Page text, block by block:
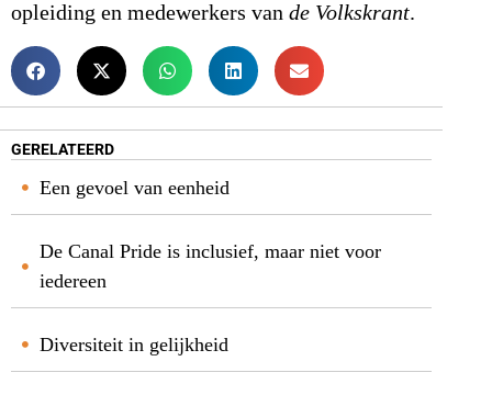
opleiding en medewerkers van de Volkskrant.
GERELATEERD
Een gevoel van eenheid
De Canal Pride is inclusief, maar niet voor
iedereen
Diversiteit in gelijkheid